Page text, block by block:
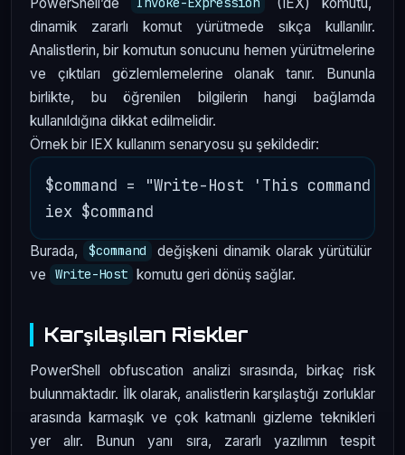
Invoke-Expression
dinamik zararlı komut yürütmede sıkça kullanılır.
Analistlerin, bir komutun sonucunu hemen yürütmelerine
ve çıktıları gözlemlemelerine olanak tanır. Bununla
birlikte, bu öğrenilen bilgilerin hangi bağlamda
kullanıldığına dikkat edilmelidir.
Örnek bir IEX kullanım senaryosu şu şekildedir:
$command = "Write-Host 'This command
Burada, $command
değişkeni dinamik olarak yürütülür
ve
Write-Host komutu geri dönüş sağlar.
Karşılaşılan Riskler
PowerShell obfuscation analizi sırasında, birkaç risk
bulunmaktadır. İlk olarak, analistlerin karşılaştığı zorluklar
arasında karmaşık ve çok katmanlı gizleme teknikleri
yer alır. Bunun yanı sıra, zararlı yazılımın tespit